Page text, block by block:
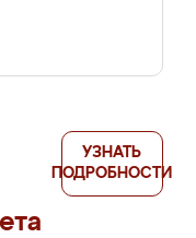
УЗНАТЬ
ПОДРОБНОСТИ